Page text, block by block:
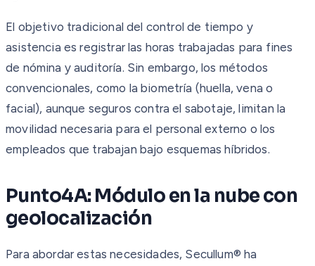
El objetivo tradicional del control de tiempo y
asistencia es registrar las horas trabajadas para fines
de nómina y auditoría. Sin embargo, los métodos
convencionales, como la biometría (huella, vena o
facial), aunque seguros contra el sabotaje, limitan la
movilidad necesaria para el personal externo o los
empleados que trabajan bajo esquemas híbridos.
Punto4A: Módulo en la nube con
geolocalización
Para abordar estas necesidades, Secullum® ha